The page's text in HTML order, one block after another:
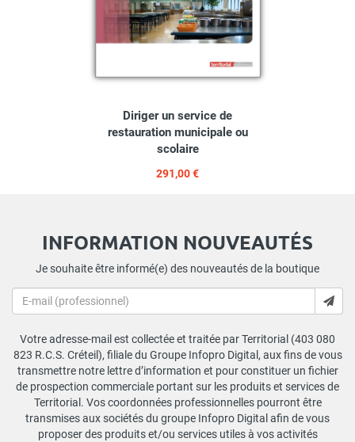
Diriger un service de
restauration municipale ou
scolaire
291,00 €
INFORMATION NOUVEAUTÉS
Je souhaite être informé(e) des nouveautés de la boutique
Votre adresse-mail est collectée et traitée par Territorial (403 080
823 R.C.S. Créteil), filiale du Groupe Infopro Digital, aux fins de vous
transmettre notre lettre d’information et pour constituer un fichier
de prospection commerciale portant sur les produits et services de
Territorial. Vos coordonnées professionnelles pourront être
transmises aux sociétés du groupe Infopro Digital afin de vous
proposer des produits et/ou services utiles à vos activités